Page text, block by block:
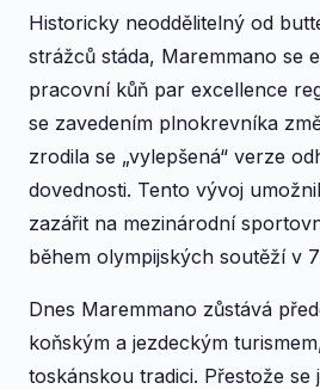
Historicky neoddělitelný od
strážců stáda, Maremmano se
pracovní kůň par excellence
se zavedením plnokrevníka
zrodila se „vylepšená“ verze
dovednosti. Tento vývoj
zazářit na mezinárodní
během olympijských soutěží v
Dnes Maremmano zůstává
koňským a jezdeckým
toskánskou tradici. Přestože